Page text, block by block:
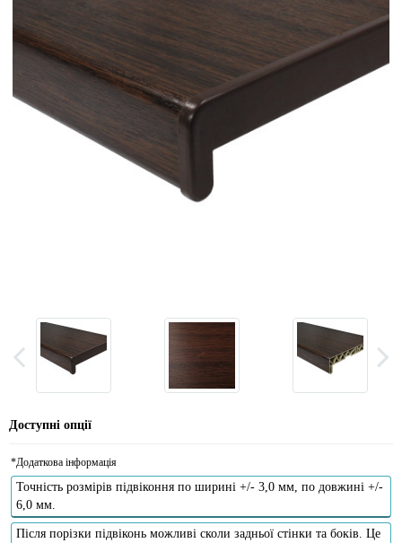
Доступні опції
*Додаткова інформація
Точність розмірів підвіконня по ширині +/- 3,0 мм, по довжині +/-
6,0 мм.
Після порізки підвіконь можливі сколи задньої стінки та боків. Це